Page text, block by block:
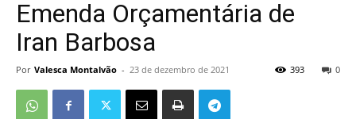
Emenda Orçamentária de
Iran Barbosa
Por Valesca Montalvão - 23 de dezembro de 2021 0
393